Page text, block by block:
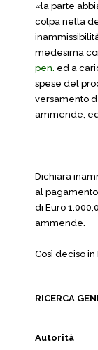
«la parte
colpa nella
medesima
pen. ed a
spese del
versamento
ammende,
Dichiara
al
di Euro
ammende.
Così deciso in
RICERCA
Autorità